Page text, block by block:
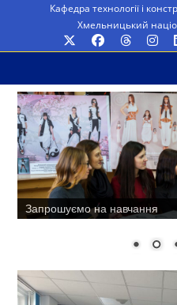
вмісту
Кафедра технології і
Хмельницький
Методичне забезпечення